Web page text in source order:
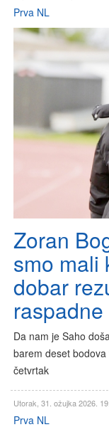
Prva NL
Zoran
smo mali
dobar
Da nam je Saho
barem deset
četvrtak
Utorak, 31. ožujka 2026.
Prva NL